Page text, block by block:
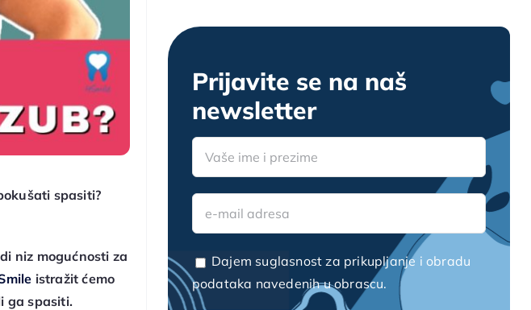
spasiti?
niz mogućnosti za
istražit ćemo
ga spasiti.
Prijavite se na naš
newsletter
Dajem suglasnost za prikupljanje i obradu
podataka navedenih u obrascu.